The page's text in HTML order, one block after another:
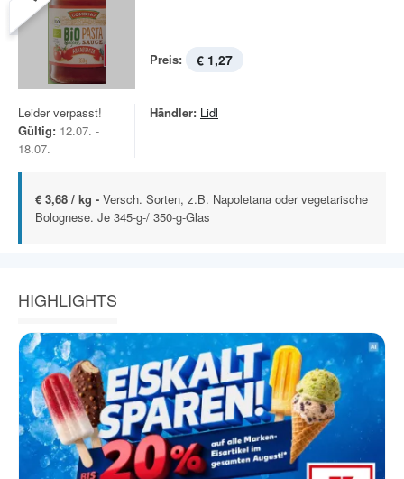
Preis: € 1,27
Leider verpasst!
Gültig: 12.07. -
18.07.
Händler: Lidl
€ 3,68 / kg - Versch. Sorten, z.B. Napoletana oder vegetarische
Bolognese. Je 345-g-/ 350-g-Glas
HIGHLIGHTS